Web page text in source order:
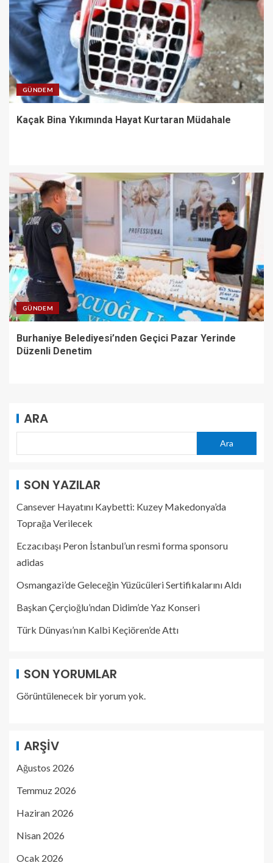
GÜNDEM
Kaçak Bina Yıkımında Hayat Kurtaran Müdahale
GÜNDEM
Burhaniye Belediyesi’nden Geçici Pazar Yerinde
Düzenli Denetim
ARA
Ara
SON YAZILAR
Cansever Hayatını Kaybetti: Kuzey Makedonya’da
Toprağa Verilecek
Eczacıbaşı Peron İstanbul’un resmi forma sponsoru
adidas
Osmangazi’de Geleceğin Yüzücüleri Sertifikalarını Aldı
Başkan Çerçioğlu’ndan Didim’de Yaz Konseri
Türk Dünyası’nın Kalbi Keçiören’de Attı
SON YORUMLAR
Görüntülenecek bir yorum yok.
ARŞIV
Ağustos 2026
Temmuz 2026
Haziran 2026
Nisan 2026
Ocak 2026